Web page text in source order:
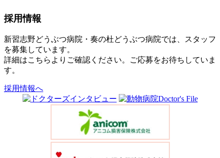
採用情報
新習志野どうぶつ病院・奏の杜どうぶつ病院では、スタッフ
を募集しています。
詳細はこちらよりご確認ください。ご応募をお待ちしていま
す。
採用情報へ